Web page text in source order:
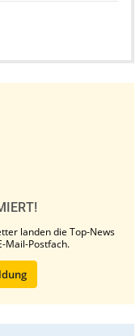
landen die Top-News
Mail-Postfach.